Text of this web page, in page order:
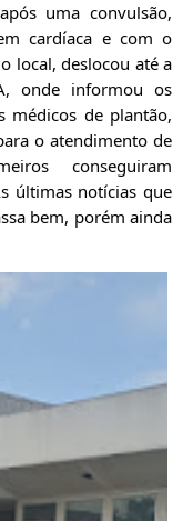
uma convulsão,
cardíaca e com o
local, deslocou até a
onde informou os
médicos de plantão,
o atendimento de
conseguiram
últimas notícias que
bem, porém ainda